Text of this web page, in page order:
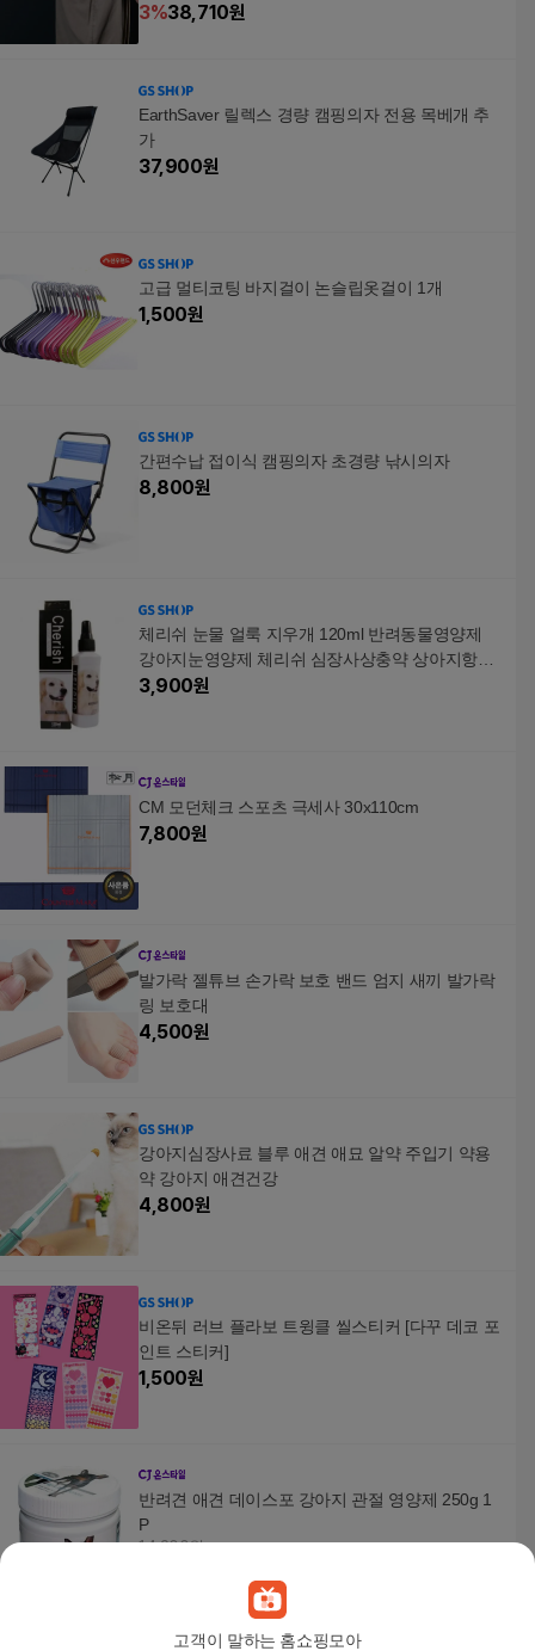
고객이 말하는 홈쇼핑모아
3%38,710원
EarthSaver 릴렉스 경량 캠핑의자 전용 목베개 추
가
37,900원
고급 멀티코팅 바지걸이 논슬립옷걸이 1개
1,500원
간편수납 접이식 캠핑의자 초경량 낚시의자
8,800원
체리쉬 눈물 얼룩 지우개 120ml 반려동물영양제
강아지눈영양제 체리쉬 심장사상충약 상아지항산
화제 강아지눈물자국 반려동물의약품 의약부외품
3,900원
CM 모던체크 스포츠 극세사 30x110cm
7,800원
발가락 젤튜브 손가락 보호 밴드 엄지 새끼 발가락
링 보호대
4,500원
강아지심장사료 블루 애견 애묘 알약 주입기 약용
약 강아지 애견건강
4,800원
비온뒤 러브 플라보 트윙클 씰스티커 [다꾸 데코 포
인트 스티커]
1,500원
반려견 애견 데이스포 강아지 관절 영양제 250g 1
P
14,200원